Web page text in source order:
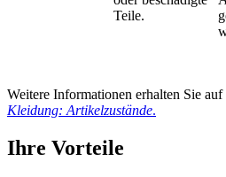
Teile.
Weitere Informationen erhalten Sie auf
Kleidung: Artikelzustände.
Ihre Vorteile